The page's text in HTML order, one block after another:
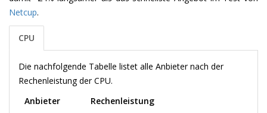
Netcup.
CPU
Die nachfolgende Tabelle listet alle Anbieter nach der
Rechenleistung der CPU.
Anbieter
Rechenleistung